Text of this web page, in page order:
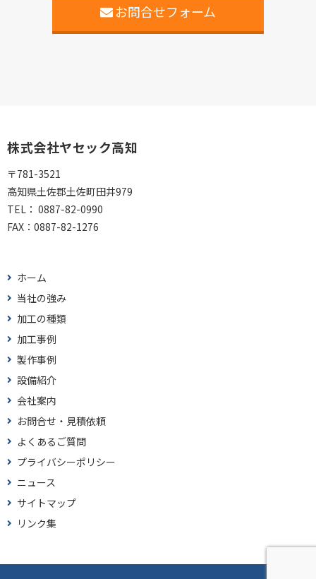
お問合せフォーム
株式会社ヤセック高知
〒781-3521
高知県土佐郡土佐町田井979
TEL： 0887-82-0990
FAX： 0887-82-1276
ホーム
当社の強み
加工の種類
加工事例
製作事例
設備紹介
会社案内
お問合せ・見積依頼
よくあるご質問
プライバシーポリシー
ニュース
サイトマップ
リンク集